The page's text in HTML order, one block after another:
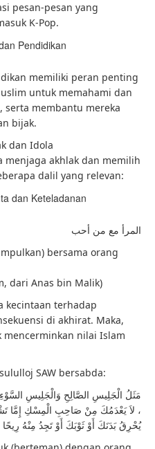
pesan-pesan yang
K-Pop.
Pendidikan
memiliki peran penting
untuk memahami dan
membantu mereka
bijak.
dan Idola
menjaga akhlak dan memilih
dalil yang relevan:
dan Keteladanan
المرأ مع من أحب
bersama orang
dari Anas bin Malik)
kecintaan terhadap
di akhirat. Maka,
nilai Islam
SAW bersabda:
مَثَلُ الْجَلِيسِ الصَّالِحِ وَالْجَلِيسِ
، لاَ يَعْدَمُكَ مِنْ صَاحِبِ الْمِسْكِ إِمَّا
يُحْرِقُ بَدَنَكَ أَوْ ثَوْبَكَ أَوْ تَجِدُ مِنْهُ رِيحًا